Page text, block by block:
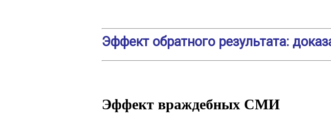
Эффект обратного результата:
Эффект враждебных СМИ